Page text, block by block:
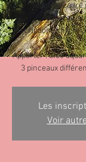
Stage
Inscription :
Apporter : bloc
3 pinceaux
Les
Voir